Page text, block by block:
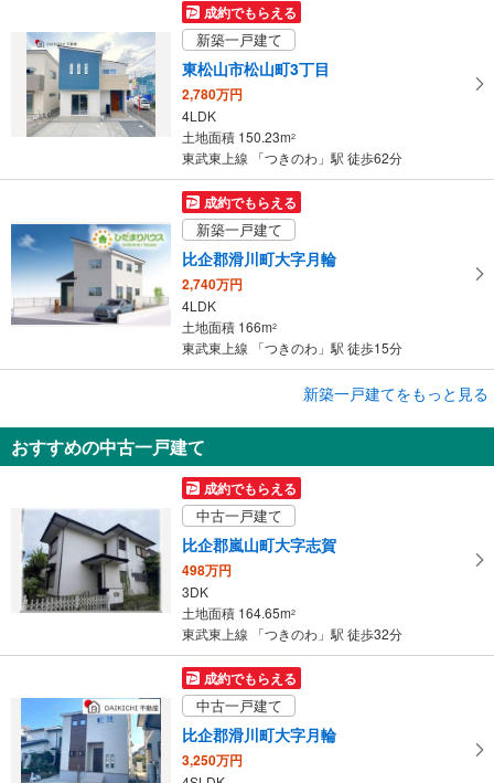
成約でもらえる
新築一戸建て
東松山市松山町3丁目
2,780万円
4LDK
土地面積 150.23m2
東武東上線 「つきのわ」駅 徒歩62分
成約でもらえる
新築一戸建て
比企郡滑川町大字月輪
2,740万円
4LDK
土地面積 166m2
東武東上線 「つきのわ」駅 徒歩15分
東松山市大字石橋
3,630万円
4LDK
土地面積 205.47m
東武東上線 「つきのわ」駅 徒歩53分
新築一戸建てをもっと見る
おすすめの中古一戸建て
成約でもらえる
中古一戸建て
比企郡嵐山町大字志賀
498万円
3DK
土地面積 164.65m2
東武東上線 「つきのわ」駅 徒歩32分
成約でもらえる
中古一戸建て
比企郡滑川町大字月輪
3,250万円